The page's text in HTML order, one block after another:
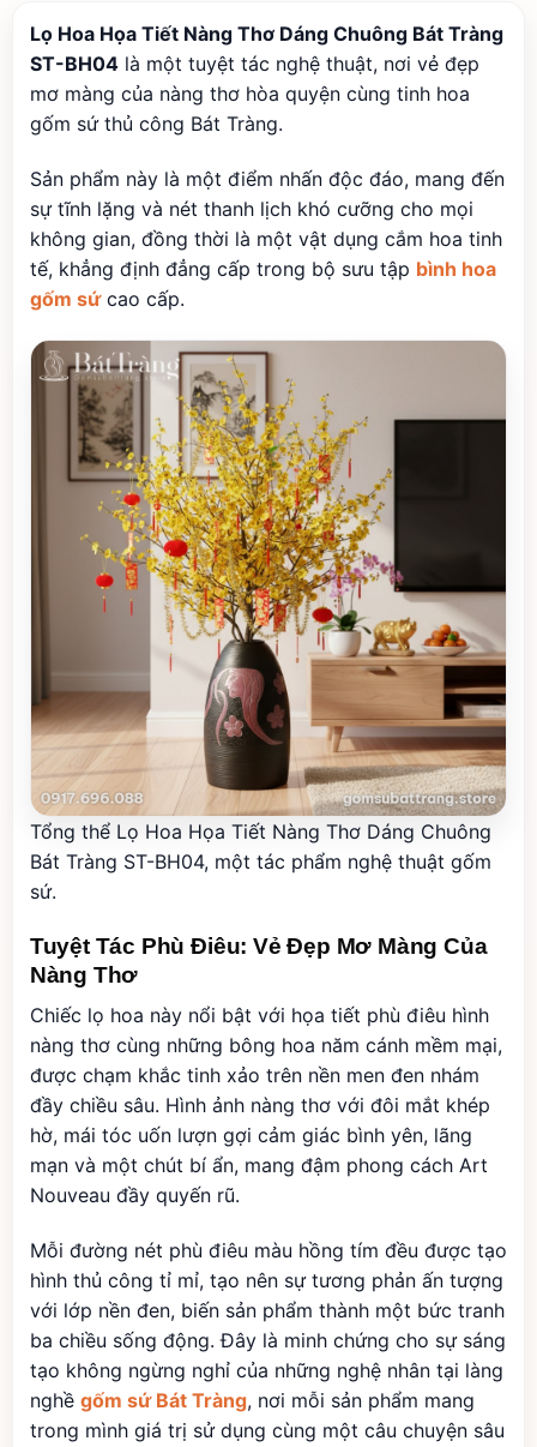
Lọ Hoa Họa Tiết Nàng Thơ Dáng Chuông Bát Tràng
ST-BH04là một tuyệt tác nghệ thuật, nơi vẻ đẹp
mơ màng của nàng thơ hòa quyện cùng tinh hoa
gốm sứ thủ công Bát Tràng.
Sản phẩm này là một điểm nhấn độc đáo, mang đến
sự tĩnh lặng và nét thanh lịch khó cưỡng cho mọi
không gian, đồng thời là một vật dụng cắm hoa tinh
tế, khẳng định đẳng cấp trong bộ sưu tập bình hoa
gốm sứcao cấp.
Tổng thể Lọ Hoa Họa Tiết Nàng Thơ Dáng Chuông
Bát Tràng ST-BH04, một tác phẩm nghệ thuật gốm
sứ.
Tuyệt Tác Phù Điêu: Vẻ Đẹp Mơ Màng Của
Nàng Thơ
Chiếc lọ hoa này nổi bật với họa tiết phù điêu hình
nàng thơ cùng những bông hoa năm cánh mềm mại,
được chạm khắc tinh xảo trên nền men đen nhám
đầy chiều sâu. Hình ảnh nàng thơ với đôi mắt khép
hờ, mái tóc uốn lượn gợi cảm giác bình yên, lãng
mạn và một chút bí ẩn, mang đậm phong cách Art
Nouveau đầy quyến rũ.
Mỗi đường nét phù điêu màu hồng tím đều được tạo
hình thủ công tỉ mỉ, tạo nên sự tương phản ấn tượng
với lớp nền đen, biến sản phẩm thành một bức tranh
ba chiều sống động. Đây là minh chứng cho sự sáng
tạo không ngừng nghỉ của những nghệ nhân tại làng
nghề gốm sứ Bát Tràng, nơi mỗi sản phẩm mang
trong mình giá trị sử dụng cùng một câu chuyện sâu